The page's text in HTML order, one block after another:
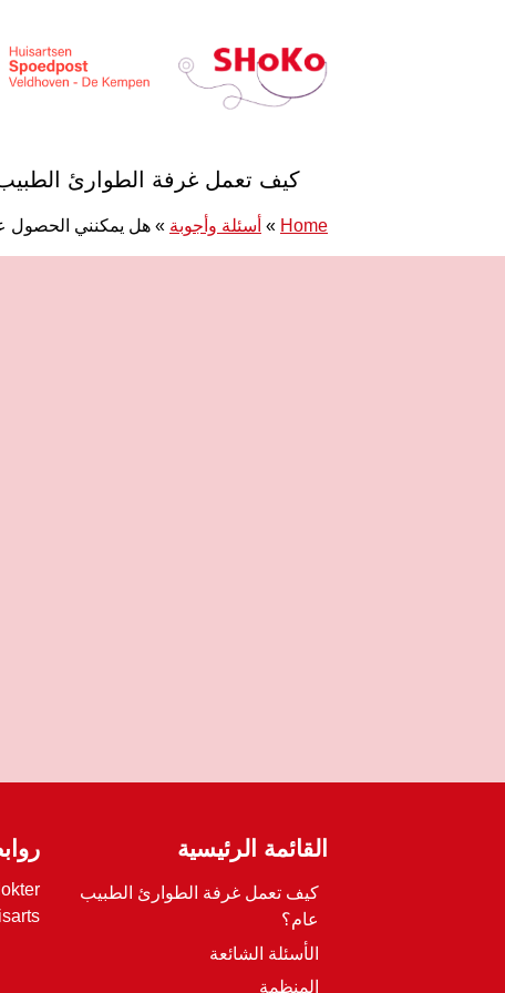
كيف تعمل غرفة الطوارئ
Home
» أسئلة وأجوبة » هل يمكنني الحصول
القائمة الرئيسية
كيف تعمل غرفة الطوارئ الطبيب
عام؟
الأسئلة الشائعة
المنظمة